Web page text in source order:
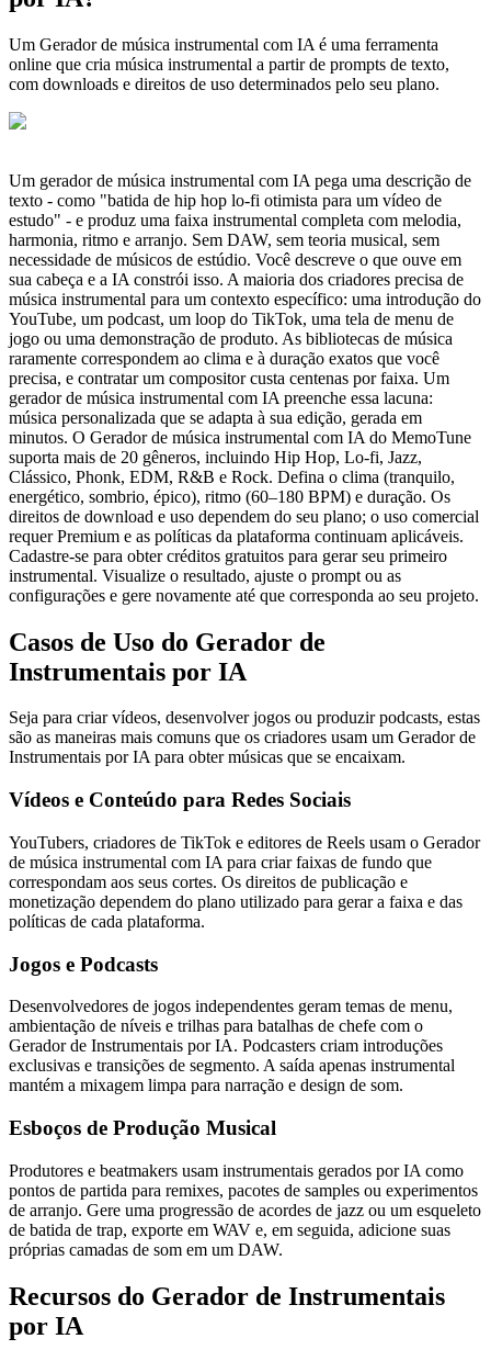
Um Gerador de música instrumental com IA é uma ferramenta
online que cria música instrumental a partir de prompts de texto,
com downloads e direitos de uso determinados pelo seu plano.
Um gerador de música instrumental com IA pega uma descrição de
texto - como "batida de hip hop lo-fi otimista para um vídeo de
estudo" - e produz uma faixa instrumental completa com melodia,
harmonia, ritmo e arranjo. Sem DAW, sem teoria musical, sem
necessidade de músicos de estúdio. Você descreve o que ouve em
sua cabeça e a IA constrói isso. A maioria dos criadores precisa de
música instrumental para um contexto específico: uma introdução do
YouTube, um podcast, um loop do TikTok, uma tela de menu de
jogo ou uma demonstração de produto. As bibliotecas de música
raramente correspondem ao clima e à duração exatos que você
precisa, e contratar um compositor custa centenas por faixa. Um
gerador de música instrumental com IA preenche essa lacuna:
música personalizada que se adapta à sua edição, gerada em
minutos. O Gerador de música instrumental com IA do MemoTune
suporta mais de 20 gêneros, incluindo Hip Hop, Lo-fi, Jazz,
Clássico, Phonk, EDM, R&B e Rock. Defina o clima (tranquilo,
energético, sombrio, épico), ritmo (60–180 BPM) e duração. Os
direitos de download e uso dependem do seu plano; o uso comercial
requer Premium e as políticas da plataforma continuam aplicáveis.
Cadastre-se para obter créditos gratuitos para gerar seu primeiro
instrumental. Visualize o resultado, ajuste o prompt ou as
configurações e gere novamente até que corresponda ao seu projeto.
Casos de Uso do Gerador de
Instrumentais por IA
Seja para criar vídeos, desenvolver jogos ou produzir podcasts, estas
são as maneiras mais comuns que os criadores usam um Gerador de
Instrumentais por IA para obter músicas que se encaixam.
Vídeos e Conteúdo para Redes Sociais
YouTubers, criadores de TikTok e editores de Reels usam o Gerador
de música instrumental com IA para criar faixas de fundo que
correspondam aos seus cortes. Os direitos de publicação e
monetização dependem do plano utilizado para gerar a faixa e das
políticas de cada plataforma.
Jogos e Podcasts
Desenvolvedores de jogos independentes geram temas de menu,
ambientação de níveis e trilhas para batalhas de chefe com o
Gerador de Instrumentais por IA. Podcasters criam introduções
exclusivas e transições de segmento. A saída apenas instrumental
mantém a mixagem limpa para narração e design de som.
Esboços de Produção Musical
Produtores e beatmakers usam instrumentais gerados por IA como
pontos de partida para remixes, pacotes de samples ou experimentos
de arranjo. Gere uma progressão de acordes de jazz ou um esqueleto
de batida de trap, exporte em WAV e, em seguida, adicione suas
próprias camadas de som em um DAW.
Recursos do Gerador de Instrumentais
por IA